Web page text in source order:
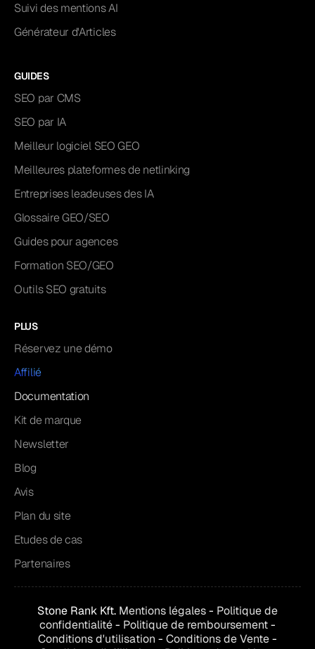
Suivi des mentions AI
Générateur d'Articles
GUIDES
SEO par CMS
SEO par IA
Meilleur logiciel SEO GEO
Meilleures plateformes de netlinking
Entreprises leadeuses des IA
Glossaire GEO/SEO
Guides pour agences
Formation SEO/GEO
Outils SEO gratuits
PLUS
Réservez une démo
Affilié
Documentation
Kit de marque
Newsletter
Blog
Avis
Plan du site
Etudes de cas
Partenaires
Stone Rank Kft. Mentions légales- Politique de
confidentialité- Politique de remboursement-
Conditions d'utilisation - Conditions deVente-